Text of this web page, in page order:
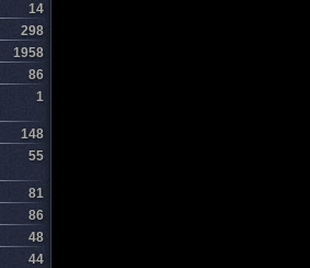
14
298
1958
86
1
148
55
81
86
48
44